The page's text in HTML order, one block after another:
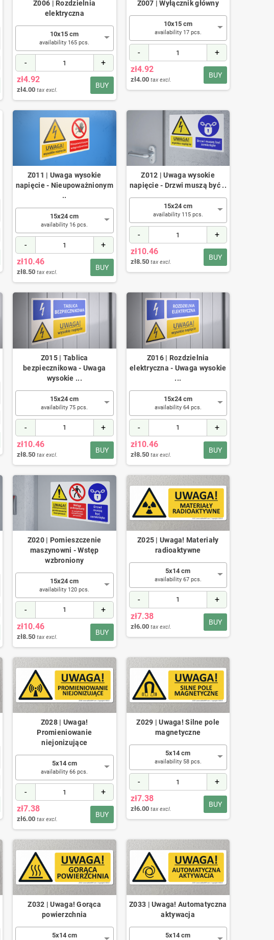
Z006 | Rozdzielnia
elektryczna
10x15 cm
availability 165 pcs.
- +
BUY
zł4.92
zł4.00 tax excl.
Z007 | Wyłącznik główny
10x15 cm
availability 17 pcs.
- +
BUY
zł4.92
zł4.00 tax excl.
Z011 | Uwaga wysokie
napięcie - Nieupoważnionym
..
15x24 cm
availability 16 pcs.
- +
BUY
zł10.46
zł8.50 tax excl.
Z012 | Uwaga wysokie
napięcie - Drzwi muszą być ..
15x24 cm
availability 115 pcs.
- +
BUY
zł10.46
zł8.50 tax excl.
Z015 | Tablica
bezpiecznikowa - Uwaga
wysokie ...
15x24 cm
availability 75 pcs.
- +
BUY
zł10.46
zł8.50 tax excl.
Z016 | Rozdzielnia
elektryczna - Uwaga wysokie
...
15x24 cm
availability 64 pcs.
- +
BUY
zł10.46
zł8.50 tax excl.
Z020 | Pomieszczenie
maszynowni - Wstęp
wzbroniony
15x24 cm
availability 120 pcs.
- +
BUY
zł10.46
zł8.50 tax excl.
Z025 | Uwaga! Materiały
radioaktywne
5x14 cm
availability 67 pcs.
- +
BUY
zł7.38
zł6.00 tax excl.
Z028 | Uwaga!
Promieniowanie
niejonizujące
5x14 cm
availability 66 pcs.
- +
BUY
zł7.38
zł6.00 tax excl.
Z029 | Uwaga! Silne pole
magnetyczne
5x14 cm
availability 58 pcs.
- +
BUY
zł7.38
zł6.00 tax excl.
Z032 | Uwaga! Gorąca
powierzchnia
5x14 cm
Z033 | Uwaga! Automatyczna
aktywacja
5x14 cm